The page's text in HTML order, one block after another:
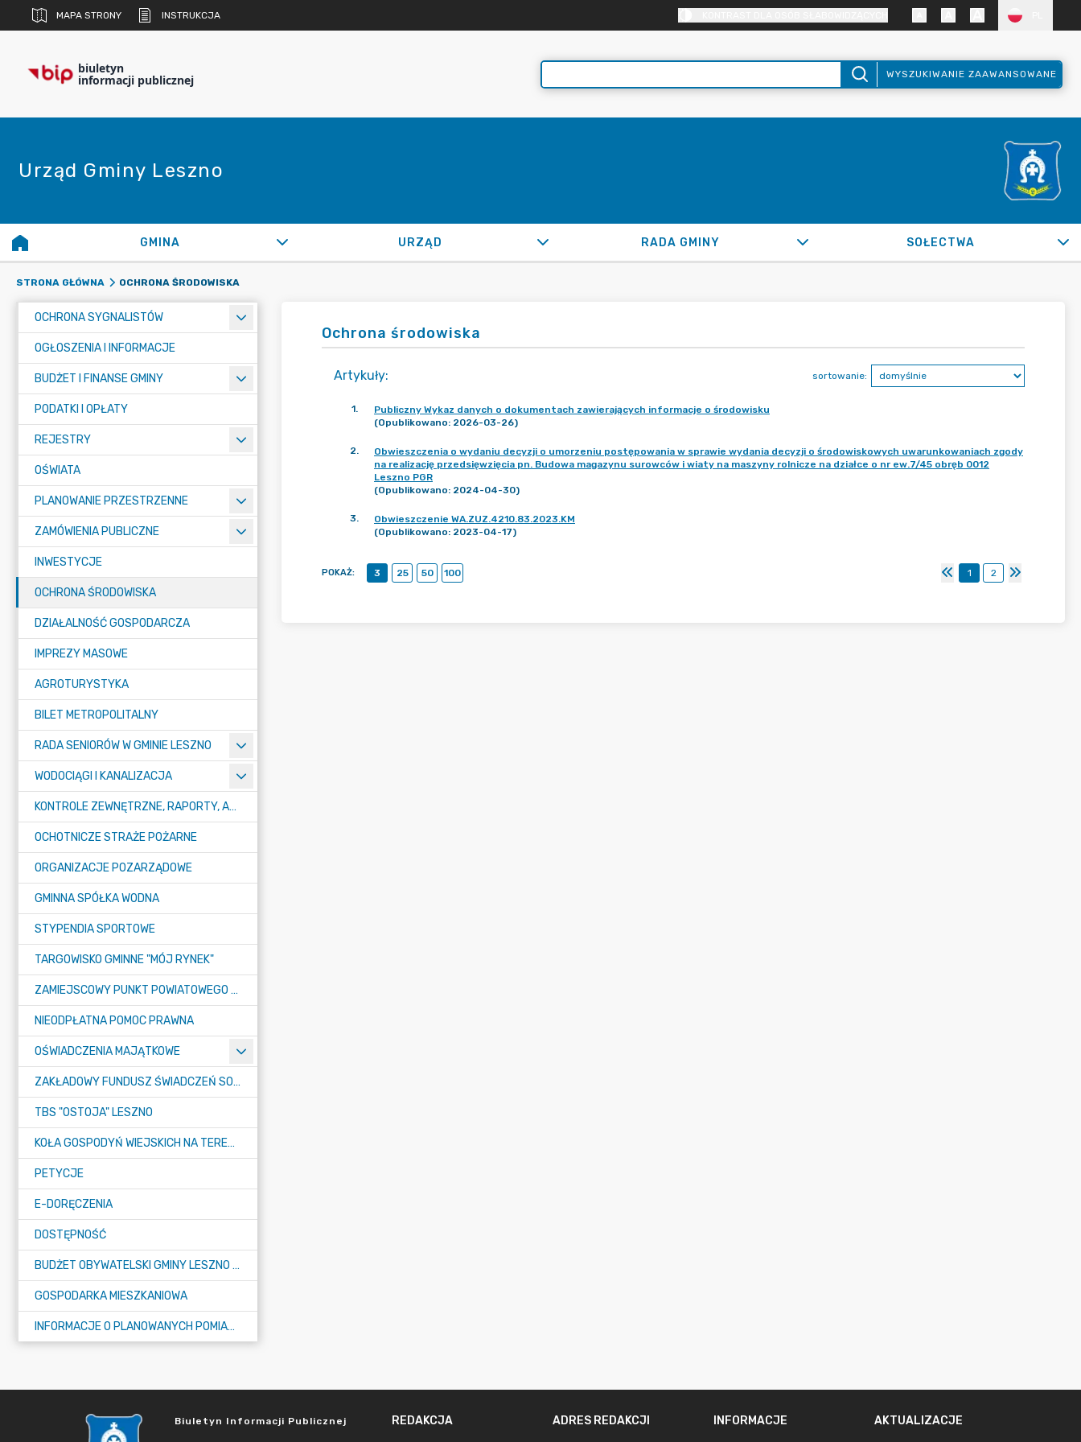
MAPA STRONY INSTRUKCJA
biuletyn
informacji publicznej WYSZUKIWANIE ZAAWANSOWANE
Urząd Gminy Leszno
GMINA URZĄD RADA GMINY SOŁECTWA
STRONA GŁÓWNA OCHRONA ŚRODOWISKA
OCHRONA SYGNALISTÓW
OGŁOSZENIA I INFORMACJE
BUDŻET I FINANSE GMINY
PODATKI I OPŁATY
REJESTRY
OŚWIATA
PLANOWANIE PRZESTRZENNE
ZAMÓWIENIA PUBLICZNE
INWESTYCJE
OCHRONA ŚRODOWISKA
DZIAŁALNOŚĆ GOSPODARCZA
IMPREZY MASOWE
AGROTURYSTYKA
BILET METROPOLITALNY
RADA SENIORÓW W GMINIE LESZNO
WODOCIĄGI I KANALIZACJA
KONTROLE ZEWNĘTRZNE, RAPORTY, ANALIZY
OCHOTNICZE STRAŻE POŻARNE
ORGANIZACJE POZARZĄDOWE
GMINNA SPÓŁKA WODNA
STYPENDIA SPORTOWE
TARGOWISKO GMINNE "MÓJ RYNEK"
ZAMIEJSCOWY PUNKT POWIATOWEGO URZĘDU PRACY W LESZNIE
NIEODPŁATNA POMOC PRAWNA
OŚWIADCZENIA MAJĄTKOWE
ZAKŁADOWY FUNDUSZ ŚWIADCZEŃ SOCJALNYCH (ZFŚS)
TBS "OSTOJA" LESZNO
KOŁA GOSPODYŃ WIEJSKICH NA TERENIE GMINY LESZNO
PETYCJE
E-DORĘCZENIA
DOSTĘPNOŚĆ
BUDŻET OBYWATELSKI GMINY LESZNO NA 2026 ROK
GOSPODARKA MIESZKANIOWA
INFORMACJE O PLANOWANYCH POMIARACH PÓL ELEKTROMAGNETYCZNYCH
Ochrona środowiska
Artykuły: sortowanie:
1.
Publiczny Wykaz danych o dokumentach zawierających informacje o środowisku
(Opublikowano: 2026-03-26)
2.
Obwieszczenia o wydaniu decyzji o umorzeniu postępowania w sprawie wydania decyzji o środowiskowych uwarunkowaniach zgody
na realizację przedsięwzięcia pn. Budowa magazynu surowców i wiaty na maszyny rolnicze na działce o nr ew.7/45 obręb 0012
Leszno PGR
(Opublikowano: 2024-04-30)
3.
Obwieszczenie WA.ZUZ.4210.83.2023.KM
(Opublikowano: 2023-04-17)
POKAŻ: 3 25 50 100 1 2
Biuletyn Informacji Publicznej REDAKCJA ADRES REDAKCJI INFORMACJE AKTUALIZACJE